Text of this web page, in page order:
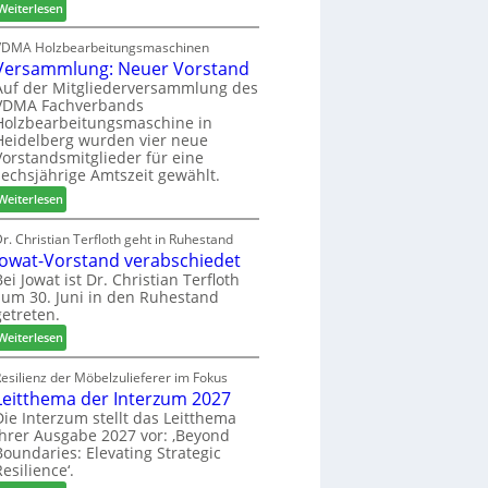
6c
h
e
r
z
a
h
l
e
n
h
i
l
f
t
b
e
i
P
r
o
d
u
k
t
s
u
c
h
e
:
H
D
H
f
o
r
d
e
r
t
N
a
c
h
b
s
s
e
r
u
n
g
e
Holzbearbeitungsmaschinen
Neuer Vorstand
der Mitgliederversammlung des
Fachverbands
in
wurden vier neue
für eine
Amtszeit gewählt.
:
V
e
r
s
a
m
l
u
n
g
:
N
e
Christian Terfloth geht in Ruhestand
Vorstand verabschiedet
Jowat ist Dr. Christian Terfloth
30. Juni in den Ruhestand
:
J
o
w
a
t
-
V
der Möbelzulieferer im Fokus
der Interzum 2027
Interzum stellt das Leitthema
Ausgabe 2027 vor: ‚Beyond
Elevating Strategic